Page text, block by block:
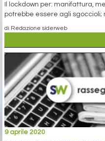
Il lockdown per: manifattura,
potrebbe essere agli sgoccioli;
di Redazione siderweb
9 aprile 2020